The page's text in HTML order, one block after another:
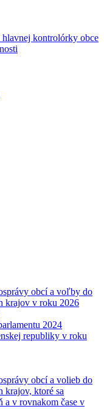
kontrolórky obce
obcí a voľby do
krajov v roku 2026
2024
republiky v roku
obcí a volieb do
krajov, ktoré sa
a v rovnakom čase v